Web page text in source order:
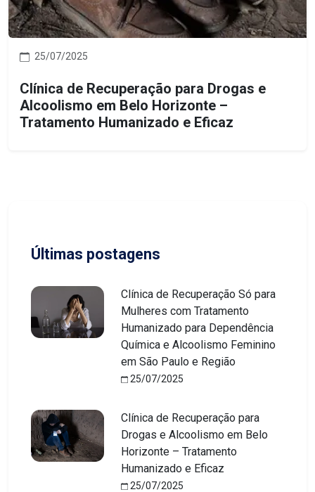
25/07/2025
Clínica de Recuperação para Drogas e
Alcoolismo em Belo Horizonte –
Tratamento Humanizado e Eficaz
Últimas postagens
Clínica de Recuperação Só para
Mulheres com Tratamento
Humanizado para Dependência
Química e Alcoolismo Feminino
em São Paulo e Região
25/07/2025
Clínica de Recuperação para
Drogas e Alcoolismo em Belo
Horizonte – Tratamento
Humanizado e Eficaz
25/07/2025